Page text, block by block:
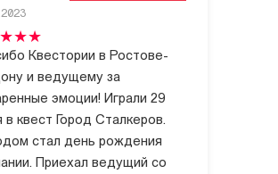
Квестории в Ростове-
и ведущему за
эмоции! Играли 29
в квест Город Сталкеров.
стал день рождения
Приехал ведущий со